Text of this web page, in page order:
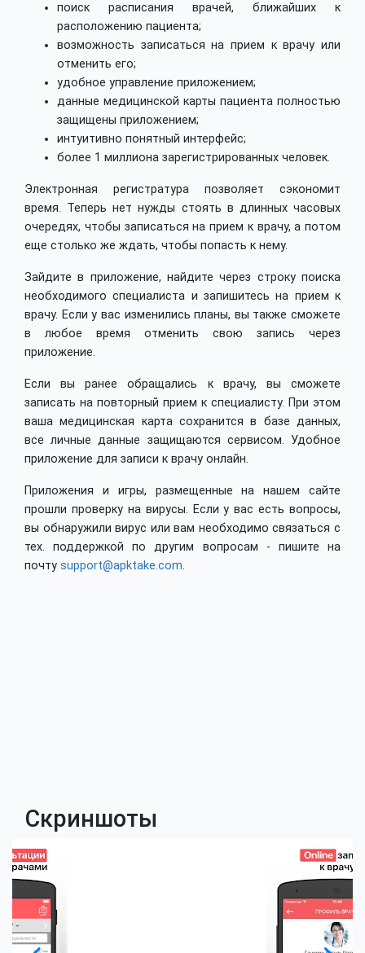
поиск расписания врачей, ближайших к
расположению пациента;
возможность записаться на прием к врачу или
отменить его;
удобное управление приложением;
данные медицинской карты пациента полностью
защищены приложением;
интуитивно понятный интерфейс;
более 1 миллиона зарегистрированных человек.
Электронная регистратура позволяет сэкономит
время. Теперь нет нужды стоять в длинных часовых
очередях, чтобы записаться на прием к врачу, а потом
еще столько же ждать, чтобы попасть к нему.
Зайдите в приложение, найдите через строку поиска
необходимого специалиста и запишитесь на прием к
врачу. Если у вас изменились планы, вы также сможете
в любое время отменить свою запись через
приложение.
Если вы ранее обращались к врачу, вы сможете
записать на повторный прием к специалисту. При этом
ваша медицинская карта сохранится в базе данных,
все личные данные защищаются сервисом. Удобное
приложение для записи к врачу онлайн.
Приложения и игры, размещенные на нашем сайте
прошли проверку на вирусы. Если у вас есть вопросы,
вы обнаружили вирус или вам необходимо связаться с
тех. поддержкой по другим вопросам - пишите на
почту support@apktake.com.
Скриншоты